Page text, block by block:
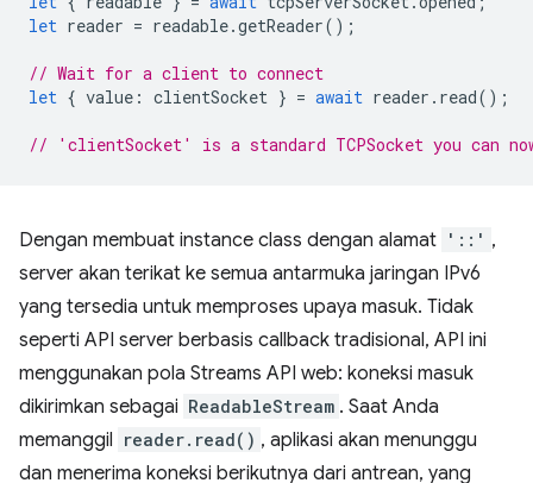
let reader = readable.getReader();
// Wait for a client to connect
let { value : clientSocket } = await reader . read();
// 'clientSocket' is a standard TCPSocket you can
Dengan membuat instance class dengan alamat '::' ,
server akan terikat ke semua antarmuka jaringan IPv6
yang tersedia untuk memproses upaya masuk. Tidak
seperti API server berbasis callback tradisional, API ini
menggunakan pola Streams API web: koneksi masuk
dikirimkan sebagai ReadableStream . Saat Anda
memanggil reader.read() , aplikasi akan menunggu
dan menerima koneksi berikutnya dari antrean, yang